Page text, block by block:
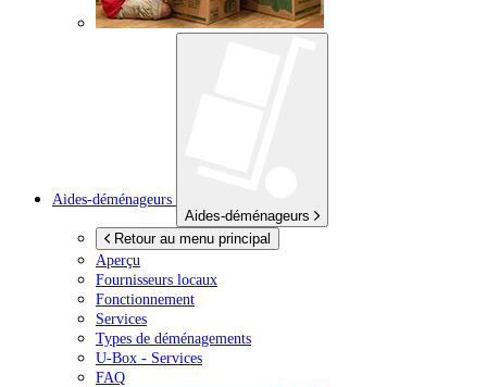
Aides-déménageurs
Aides-déménageurs
Retour au menu principal
Aperçu
Fournisseurs locaux
Fonctionnement
Services
Types de déménagements
U-Box - Services
FAQ